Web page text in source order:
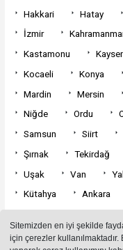
Sitemizden en iyi şekilde
için çerezler kullanılmaktadır.
Hakkari
Hatay
İzmir
Kastamonu
Kocaeli
Konya
Mardin
Mersin
Niğde
Ordu
Samsun
Siirt
Şırnak
Tekirdağ
Uşak
Van
Kütahya
Ankara